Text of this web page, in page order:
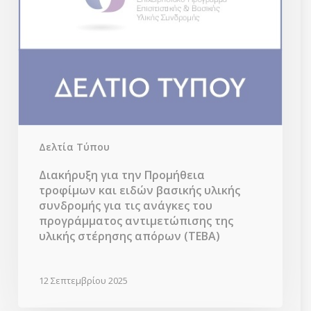
Δελτία Τύπου
του
αντιμετώπισης
(ΤΕΒΑ)
Διακήρυξη για την Προμήθεια
τροφίμων και ειδών βασικής υλικής
συνδρομής για τις ανάγκες του
προγράμματος αντιμετώπισης της
υλικής στέρησης απόρων (ΤΕΒΑ)
12 Σεπτεμβρίου 2025